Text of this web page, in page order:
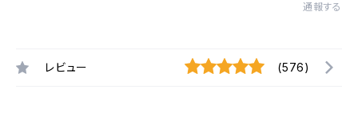
通報する
レビュー (576)